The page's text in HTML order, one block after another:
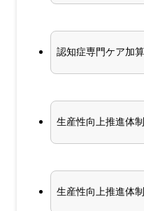
認知症専門ケア加
生産性向上推進体
生産性向上推進体